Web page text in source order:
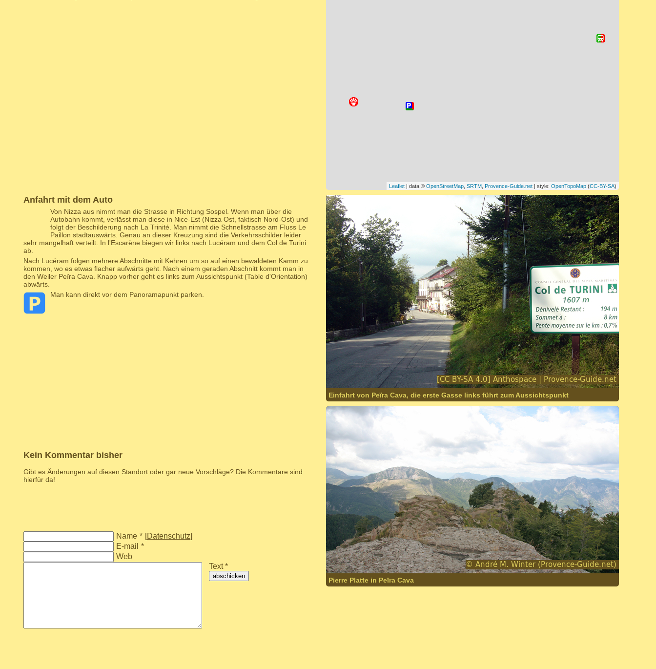
Leaflet| data © OpenStreetMap, SRTM, Provence-Guide.net| style: OpenTopoMap(CC-BY-SA)
Anfahrt mit dem Auto
Von Nizza aus nimmt man die Strasse in Richtung Sospel. Wenn man über die
Autobahn kommt, verlässt man diese in Nice-Est (Nizza Ost, faktisch Nord-Ost) und
folgt der Beschilderung nach La Trinité. Man nimmt die Schnellstrasse am Fluss Le
Paillon stadtauswärts. Genau an dieser Kreuzung sind die Verkehrsschilder leider
sehr mangelhaft verteilt. In l'Escarène biegen wir links nach Lucéram und dem Col de Turini
ab.
Nach Lucéram folgen mehrere Abschnitte mit Kehren um so auf einen bewaldeten Kamm zu
kommen, wo es etwas flacher aufwärts geht. Nach einem geraden Abschnitt kommt man in
den Weiler Peïra Cava. Knapp vorher geht es links zum Aussichtspunkt (Table d'Orientation)
abwärts.
Man kann direkt vor dem Panoramapunkt parken.
Einfahrt von Peïra Cava, die erste Gasse links führt zum Aussichtspunkt
Kein Kommentar bisher
Gibt es Änderungen auf diesen Standort oder gar neue Vorschläge? Die Kommentare sind
hierfür da!
Name * [Datenschutz]
E-mail *
Web
Text *
abschicken
Pierre Platte in Peïra Cava